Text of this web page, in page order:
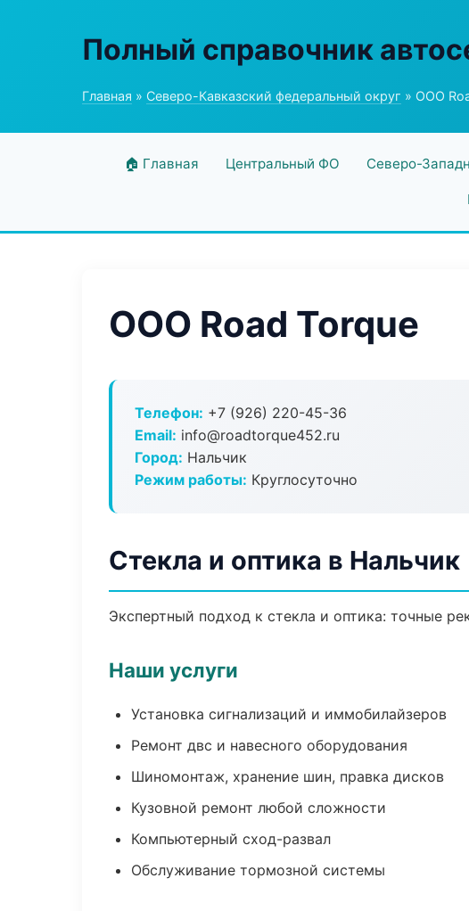
Полный справочник
Главная » Северо-Кавказский федеральный округ » ООО
🏠 Главная Центральный ФО Северо-
ООО Road Torque
Телефон: +7 (926) 220-45-36
Email: info@roadtorque452.ru
Город: Нальчик
Режим работы: Круглосуточно
Стекла и оптика в Нальчик
Экспертный подход к стекла и оптика: точные
Наши услуги
Установка сигнализаций и иммобилайзеров
Ремонт двс и навесного оборудования
Шиномонтаж, хранение шин, правка дисков
Кузовной ремонт любой сложности
Компьютерный сход-развал
Обслуживание тормозной системы